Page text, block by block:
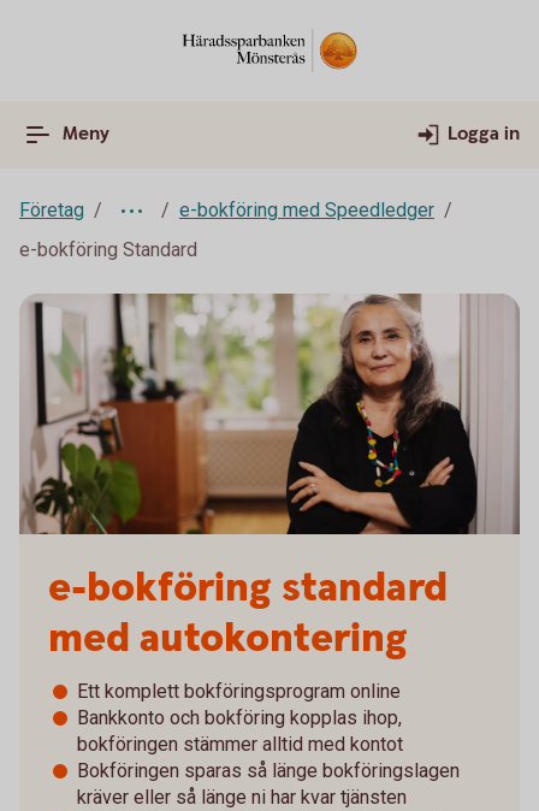
Meny Logga in
Företag
e-bokföring med Speedledger
e-bokföring Standard
e-bokföring standard
med autokontering
Ett komplett bokföringsprogram online
Bankkonto och bokföring kopplas ihop,
bokföringen stämmer alltid med kontot
Bokföringen sparas så länge bokföringslagen
kräver eller så länge ni har kvar tjänsten